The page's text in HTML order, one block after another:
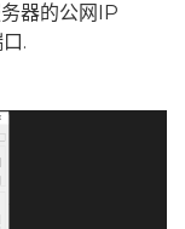
器的公网IP
.